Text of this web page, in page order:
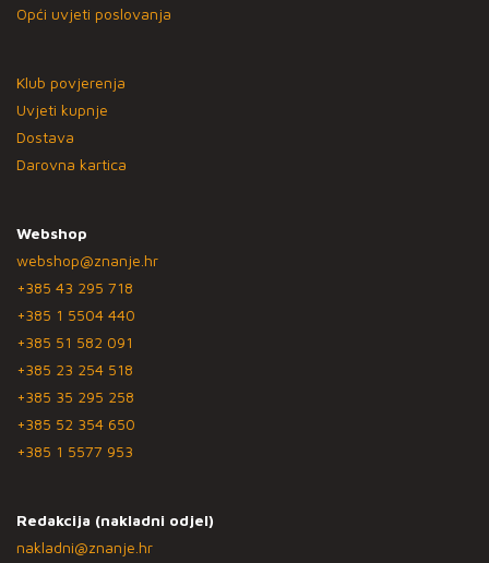
Opći uvjeti poslovanja
Klub povjerenja
Uvjeti kupnje
Dostava
Darovna kartica
Webshop
webshop@znanje.hr
+385 43 295 718
+385 1 5504 440
+385 51 582 091
+385 23 254 518
+385 35 295 258
+385 52 354 650
+385 1 5577 953
Redakcija (nakladni odjel)
nakladni@znanje.hr